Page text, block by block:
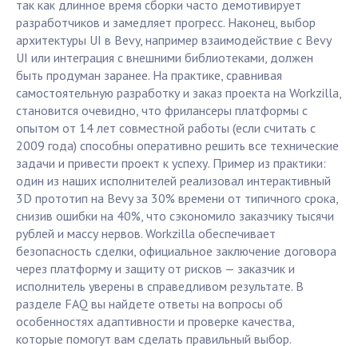
так как длинное время сборки часто демотивирует
разработчиков и замедляет прогресс. Наконец, выбор
архитектуры UI в Bevy, например взаимодействие с Bevy
UI или интеграция с внешними библиотеками, должен
быть продуман заранее. На практике, сравнивая
самостоятельную разработку и заказ проекта на Workzilla,
становится очевидно, что фрилансеры платформы с
опытом от 14 лет совместной работы (если считать с
2009 года) способны оперативно решить все технические
задачи и привести проект к успеху. Пример из практики:
один из наших исполнителей реализовал интерактивный
3D прототип на Bevy за 30% времени от типичного срока,
снизив ошибки на 40%, что сэкономило заказчику тысячи
рублей и массу нервов. Workzilla обеспечивает
безопасность сделки, официальное заключение договора
через платформу и защиту от рисков — заказчик и
исполнитель уверены в справедливом результате. В
разделе FAQ вы найдете ответы на вопросы об
особенностях адаптивности и проверке качества,
которые помогут вам сделать правильный выбор.